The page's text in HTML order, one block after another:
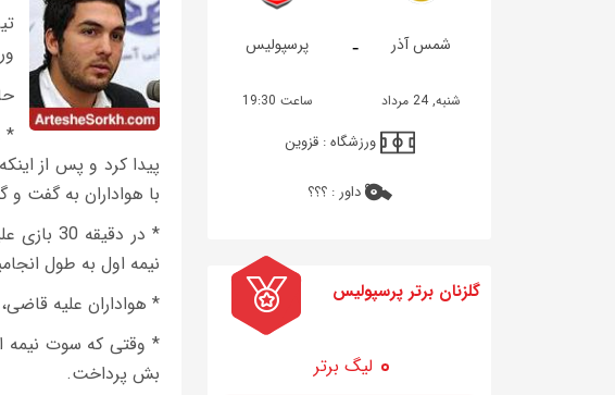
پیدا کرد و پس از
با هواداران به گفت و
* در
نیمه اول به طول
* هواداران علیه
* وقتی که سوت نیمه
بش پرداخت.
- شمس آذر پرسپولیس
شنبه, 24 مرداد ساعت 19:30
ورزشگاه :قزوین
داور :؟؟؟
گلزنان برتر پرسپولیس
لیگ برتر